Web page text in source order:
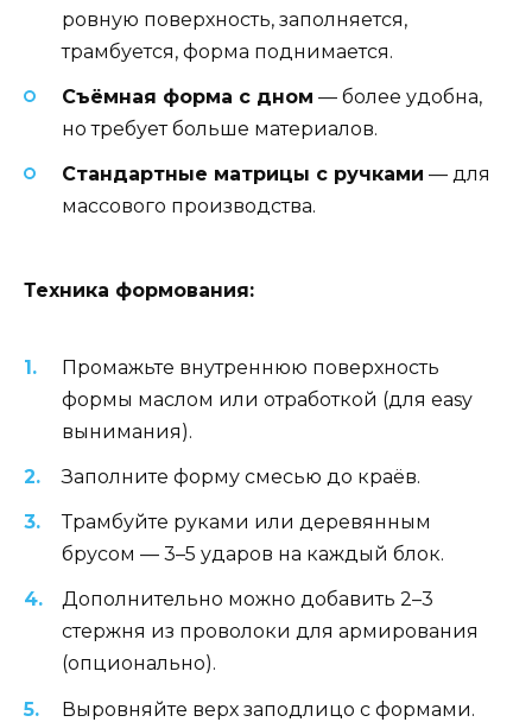
ровную поверхность, заполняется,
трамбуется, форма поднимается.
Съёмная форма с дном — более удобна,
но требует больше материалов.
Стандартные матрицы с ручками — для
массового производства.
Техника формования:
Промажьте внутреннюю поверхность
формы маслом или отработкой (для easy
вынимания).
Заполните форму смесью до краёв.
Трамбуйте руками или деревянным
брусом — 3–5 ударов на каждый блок.
Дополнительно можно добавить 2–3
стержня из проволоки для армирования
(опционально).
Выровняйте верх заподлицо с формами.